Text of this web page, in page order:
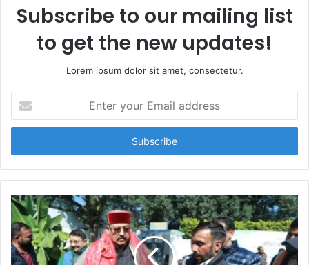
Subscribe to our mailing list
to get the new updates!
Lorem ipsum dolor sit amet, consectetur.
t
r
y
u
E
m
a